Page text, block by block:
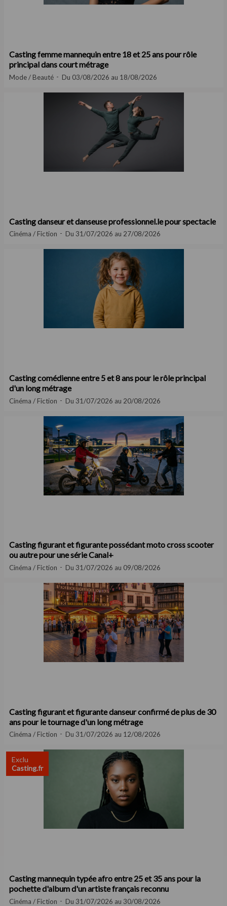
Casting femme mannequin entre 18 et 25 ans pour rôle
principal dans court métrage
Mode / Beauté Du 03/08/2026 au 18/08/2026
Casting danseur et danseuse professionnel.le pour spectacle
Cinéma / Fiction Du 31/07/2026 au 27/08/2026
Casting comédienne entre 5 et 8 ans pour le rôle principal
d'un long métrage
Cinéma / Fiction Du 31/07/2026 au 20/08/2026
Casting figurant et figurante possédant moto cross scooter
ou autre pour une série Canal+
Cinéma / Fiction Du 31/07/2026 au 09/08/2026
Casting figurant et figurante danseur confirmé de plus de 30
ans pour le tournage d'un long métrage
Cinéma / Fiction Du 31/07/2026 au 12/08/2026
Exclu
Casting.fr
Casting mannequin typée afro entre 25 et 35 ans pour la
pochette d'album d'un artiste français reconnu
Cinéma / Fiction Du 31/07/2026 au 30/08/2026